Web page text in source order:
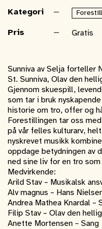
Kategori
Pris Gratis
Sunniva av Selja forteller
St. Sunniva, Olav den
Gjennom skuespill,
som tar i bruk
historie om tro, offer og
Forestillingen tar oss
på vår felles kulturarv,
nyskrevet musikk
oppdage betydningen av
ned sine liv for en tro
Medvirkende:
Arild Stav – Musikalsk
Alv magnus – Hans
Andrea Mathea Knardal –
Filip Stav – Olav den
Anette Mortensen – Sang